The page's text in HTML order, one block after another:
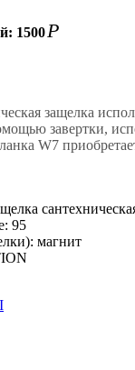
1500Р
защелка
завертки,
W7
95
магнит